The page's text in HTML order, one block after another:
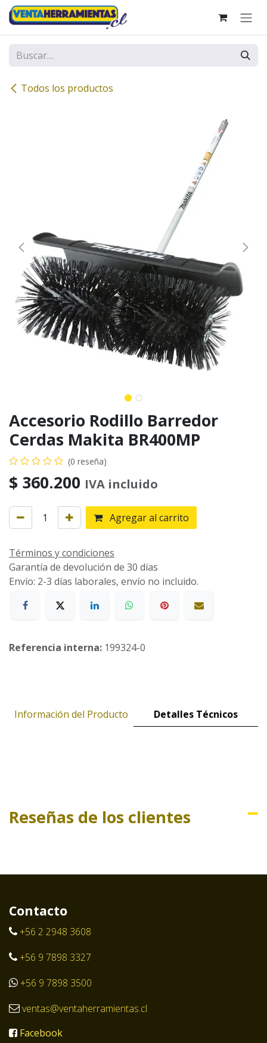
Ir al contenido
Todos los productos
Accesorio Rodillo Barredor
Cerdas Makita BR400MP
(0 reseña)
$ 360.200 IVA incluido
Agregar al carrito
Términos y condiciones
Garantía de devolución de 30 días
Envío: 2-3 días laborales, envío no incluido.
Referencia interna: 199324-0
Información del Producto Detalles Técnicos
Reseñas de los clientes
Contacto
+56 2 2948 3608
+56 9 7898 3327
+56 9 7898 3500
ventas@ventaherramientas.cl
Facebook